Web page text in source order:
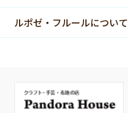
ルポゼ・フルールについて